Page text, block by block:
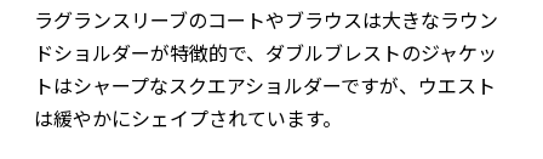
ラグランスリーブのコートやブラウスは大きなラウン
ドショルダーが特徴的で、ダブルブレストのジャケッ
トはシャープなスクエアショルダーですが、ウエスト
は緩やかにシェイプされています。